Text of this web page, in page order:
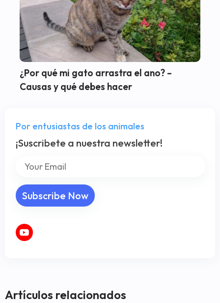
¿Por qué mi gato arrastra el ano? –
Causas y qué debes hacer
Por entusiastas de los animales
¡Suscribete a nuestra newsletter!
Artículos relacionados